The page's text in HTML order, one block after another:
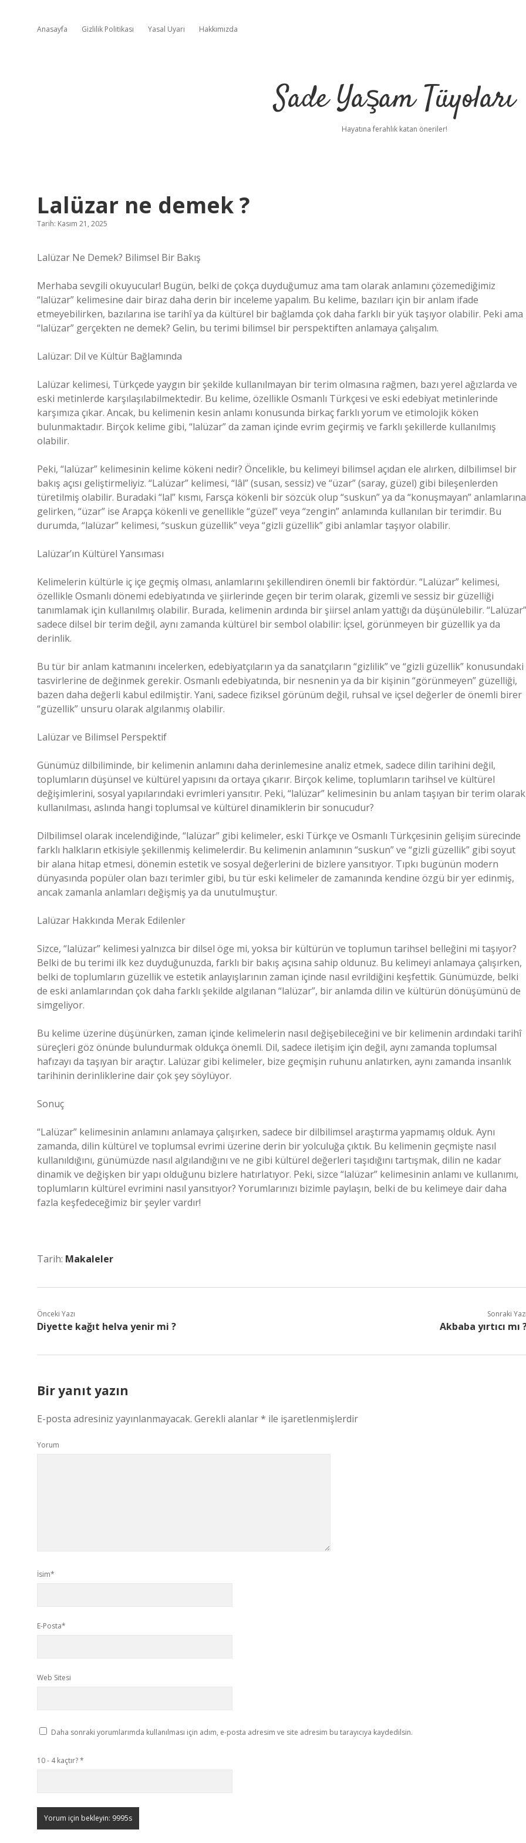
Anasayfa Gizlilik Politikası Yasal Uyarı Hakkımızda
Sade Yaşam Tüyoları
Hayatına ferahlık katan öneriler!
Lalüzar ne demek ?
Tarih: Kasım 21, 2025
Lalüzar Ne Demek? Bilimsel Bir Bakış
Merhaba sevgili okuyucular! Bugün, belki de çokça duyduğumuz ama tam olarak anlamını çözemediğimiz
“lalüzar” kelimesine dair biraz daha derin bir inceleme yapalım. Bu kelime, bazıları için bir anlam ifade
etmeyebilirken, bazılarına ise tarihî ya da kültürel bir bağlamda çok daha farklı bir yük taşıyor olabilir. Peki ama
“lalüzar” gerçekten ne demek? Gelin, bu terimi bilimsel bir perspektiften anlamaya çalışalım.
Lalüzar: Dil ve Kültür Bağlamında
Lalüzar kelimesi, Türkçede yaygın bir şekilde kullanılmayan bir terim olmasına rağmen, bazı yerel ağızlarda ve
eski metinlerde karşılaşılabilmektedir. Bu kelime, özellikle Osmanlı Türkçesi ve eski edebiyat metinlerinde
karşımıza çıkar. Ancak, bu kelimenin kesin anlamı konusunda birkaç farklı yorum ve etimolojik köken
bulunmaktadır. Birçok kelime gibi, “lalüzar” da zaman içinde evrim geçirmiş ve farklı şekillerde kullanılmış
olabilir.
Peki, “lalüzar” kelimesinin kelime kökeni nedir? Öncelikle, bu kelimeyi bilimsel açıdan ele alırken, dilbilimsel bir
bakış açısı geliştirmeliyiz. “Lalüzar” kelimesi, “lâl” (susan, sessiz) ve “üzar” (saray, güzel) gibi bileşenlerden
türetilmiş olabilir. Buradaki “lal” kısmı, Farsça kökenli bir sözcük olup “suskun” ya da “konuşmayan” anlamlarına
gelirken, “üzar” ise Arapça kökenli ve genellikle “güzel” veya “zengin” anlamında kullanılan bir terimdir. Bu
durumda, “lalüzar” kelimesi, “suskun güzellik” veya “gizli güzellik” gibi anlamlar taşıyor olabilir.
Lalüzar’ın Kültürel Yansıması
Kelimelerin kültürle iç içe geçmiş olması, anlamlarını şekillendiren önemli bir faktördür. “Lalüzar” kelimesi,
özellikle Osmanlı dönemi edebiyatında ve şiirlerinde geçen bir terim olarak, gizemli ve sessiz bir güzelliği
tanımlamak için kullanılmış olabilir. Burada, kelimenin ardında bir şiirsel anlam yattığı da düşünülebilir.
sadece dilsel bir terim değil, aynı zamanda kültürel bir sembol olabilir: İçsel, görünmeyen bir güzellik ya da
derinlik.
Bu tür bir anlam katmanını incelerken, edebiyatçıların ya da sanatçıların “gizlilik” ve “gizli güzellik” konusundaki
tasvirlerine de değinmek gerekir. Osmanlı edebiyatında, bir nesnenin ya da bir kişinin “görünmeyen” güzelliği,
bazen daha değerli kabul edilmiştir. Yani, sadece fiziksel görünüm değil, ruhsal ve içsel değerler de önemli birer
“güzellik” unsuru olarak algılanmış olabilir.
Lalüzar ve Bilimsel Perspektif
Günümüz dilbiliminde, bir kelimenin anlamını daha derinlemesine analiz etmek, sadece dilin tarihini değil,
toplumların düşünsel ve kültürel yapısını da ortaya çıkarır. Birçok kelime, toplumların tarihsel ve kültürel
değişimlerini, sosyal yapılarındaki evrimleri yansıtır. Peki, “lalüzar” kelimesinin bu anlam taşıyan bir terim olarak
kullanılması, aslında hangi toplumsal ve kültürel dinamiklerin bir sonucudur?
Dilbilimsel olarak incelendiğinde, “lalüzar” gibi kelimeler, eski Türkçe ve Osmanlı Türkçesinin gelişim sürecinde
farklı halkların etkisiyle şekillenmiş kelimelerdir. Bu kelimenin anlamının “suskun” ve “gizli güzellik” gibi soyut
bir alana hitap etmesi, dönemin estetik ve sosyal değerlerini de bizlere yansıtıyor. Tıpkı bugünün modern
dünyasında popüler olan bazı terimler gibi, bu tür eski kelimeler de zamanında kendine özgü bir yer edinmiş,
ancak zamanla anlamları değişmiş ya da unutulmuştur.
Lalüzar Hakkında Merak Edilenler
Sizce, “lalüzar” kelimesi yalnızca bir dilsel öge mi, yoksa bir kültürün ve toplumun tarihsel belleğini mi taşıyor?
Belki de bu terimi ilk kez duyduğunuzda, farklı bir bakış açısına sahip oldunuz. Bu kelimeyi anlamaya çalışırken,
belki de toplumların güzellik ve estetik anlayışlarının zaman içinde nasıl evrildiğini keşfettik. Günümüzde, belki
de eski anlamlarından çok daha farklı şekilde algılanan “lalüzar”, bir anlamda dilin ve kültürün dönüşümünü de
simgeliyor.
Bu kelime üzerine düşünürken, zaman içinde kelimelerin nasıl değişebileceğini ve bir kelimenin ardındaki tarihî
süreçleri göz önünde bulundurmak oldukça önemli. Dil, sadece iletişim için değil, aynı zamanda toplumsal
hafızayı da taşıyan bir araçtır. Lalüzar gibi kelimeler, bize geçmişin ruhunu anlatırken, aynı zamanda insanlık
tarihinin derinliklerine dair çok şey söylüyor.
Sonuç
“Lalüzar” kelimesinin anlamını anlamaya çalışırken, sadece bir dilbilimsel araştırma yapmamış olduk. Aynı
zamanda, dilin kültürel ve toplumsal evrimi üzerine derin bir yolculuğa çıktık. Bu kelimenin geçmişte nasıl
kullanıldığını, günümüzde nasıl algılandığını ve ne gibi kültürel değerleri taşıdığını tartışmak, dilin ne kadar
dinamik ve değişken bir yapı olduğunu bizlere hatırlatıyor. Peki, sizce “lalüzar” kelimesinin anlamı ve kullanımı,
toplumların kültürel evrimini nasıl yansıtıyor? Yorumlarınızı bizimle paylaşın, belki de bu kelimeye dair daha
fazla keşfedeceğimiz bir şeyler vardır!
Tarih: Makaleler
Önceki Yazı
Diyette kağıt helva yenir mi ?
Sonraki Yazı
Akbaba yırtıcı mı
Bir yanıt yazın
E-posta adresiniz yayınlanmayacak. Gerekli alanlar* ile işaretlenmişlerdir
Yorum
İsim*
E-Posta*
Web Sitesi
Daha sonraki yorumlarımda kullanılması için adım, e-posta adresim ve site adresim bu tarayıcıya kaydedilsin.
10 - 4 kaçtır?*